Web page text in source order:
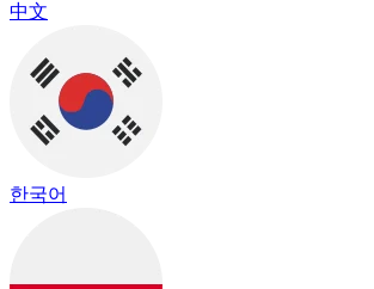
中文
한국어